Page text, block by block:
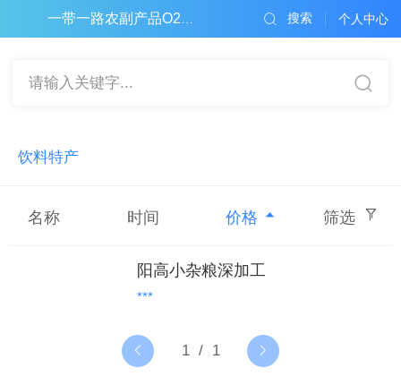
一带一路农副产品O2O电子商务平台 个人中心
搜索
请输入关键字...
饮料特产
名称 时间 价格 筛选
阳高小杂粮深加工
***